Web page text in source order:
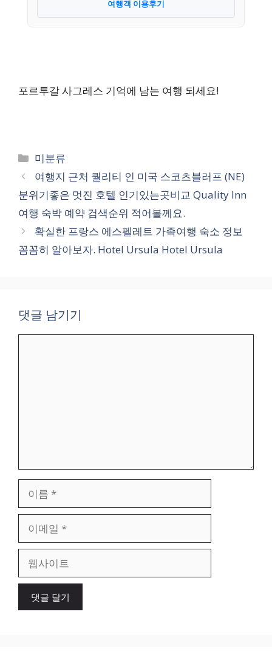
여행객 이용후기
포르투갈 사그레스 기억에 남는 여행 되세요!
카
테
고
리
미분류
여행지 근처 퀄리티 인 미국 스코츠블러프 (NE)
분위기좋은 멋진 호텔 인기있는곳비교 Quality Inn
여행 숙박 예약 검색순위 적어볼께요.
확실한 프랑스 에스펠레트 가족여행 숙소 정보
꼼꼼히 알아보자. Hotel Ursula Hotel Ursula
댓글 남기기
일
이